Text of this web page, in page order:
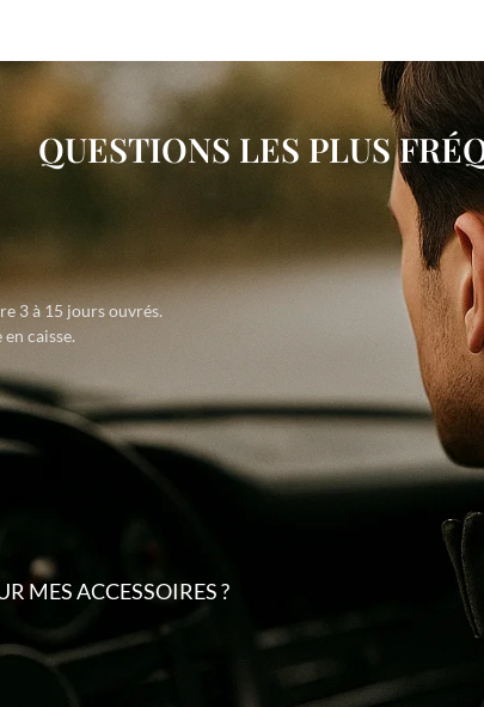
QUESTIONS LES PLUS
3 à 15 jours ouvrés.
caisse.
MES ACCESSOIRES ?